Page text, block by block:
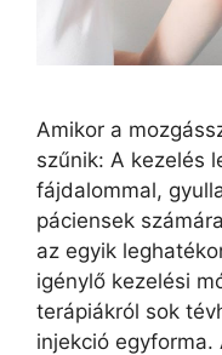
Amikor a
szűnik: A kezelés
fájdalommal,
páciensek
az egyik
igénylő kezelési
terápiákról sok
injekció